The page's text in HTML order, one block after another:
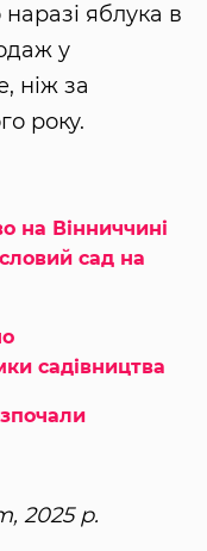
яблука в
у
ніж за
року.
на Вінниччині
сад на
садівництва
2025 р.